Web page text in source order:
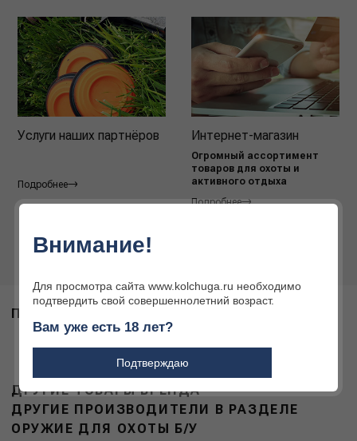
Услуги наших партнёров
Подробнее
Интернет-магазин
Огромный ассортимент
товаров для охоты и
активного отдыха
Подробнее
ПОХОЖИЕ ТОВАРЫ
ДРУГИЕ ТОВАРЫ БРЕНДА
ДРУГИЕ ПРОИЗВОДИТЕЛИ В РАЗДЕЛЕ
ОРУЖИЕ ДЛЯ ОХОТЫ Б/У
Внимание!
Для просмотра сайта www.kolchuga.ru необходимо
подтвердить свой совершеннолетний возраст.
Вам уже есть 18 лет?
Подтверждаю